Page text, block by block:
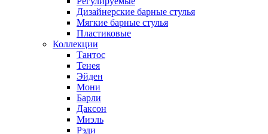
Дизайнерские барные стулья
Мягкие барные стулья
Пластиковые
Коллекции
Тантос
Тенея
Эйден
Мони
Барли
Даксон
Миэль
Рэди